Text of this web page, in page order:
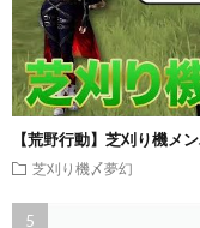
【荒野行動】芝刈り機メ
芝刈り機〆夢幻